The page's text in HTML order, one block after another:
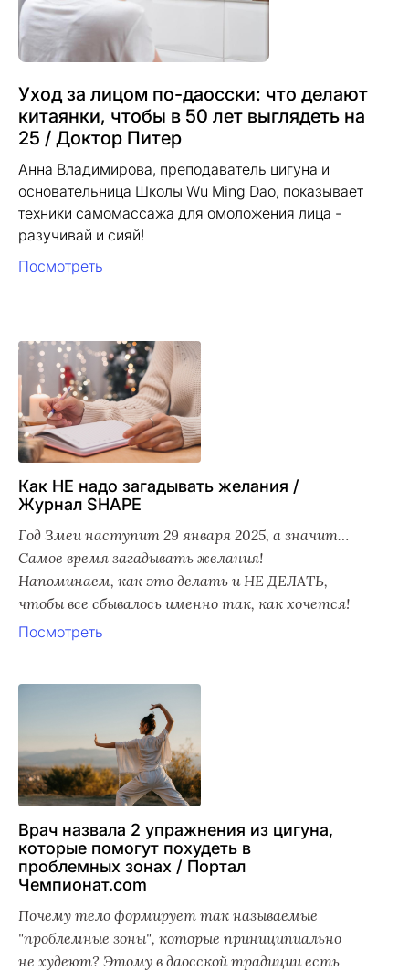
Уход за лицом по-даосски: что делают
китаянки, чтобы в 50 лет выглядеть на
25 / Доктор Питер
Анна Владимирова, преподаватель цигуна и
основательница Школы Wu Ming Dao, показывает
техники самомассажа для омоложения лица -
разучивай и сияй!
Посмотреть
Как НЕ надо загадывать желания /
Журнал SHAPE
Год Змеи наступит 29 января 2025, а значит…
Самое время загадывать желания!
Напоминаем, как это делать и НЕ ДЕЛАТЬ,
чтобы все сбывалось именно так, как хочется!
Посмотреть
Врач назвала 2 упражнения из цигуна,
которые помогут похудеть в
проблемных зонах / Портал
Чемпионат.com
Почему тело формирует так называемые
"проблемные зоны", которые приниципиально
не худеют? Этому в даосской традиции есть